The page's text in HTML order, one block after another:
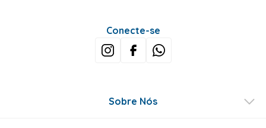
Conecte-se
Sobre Nós